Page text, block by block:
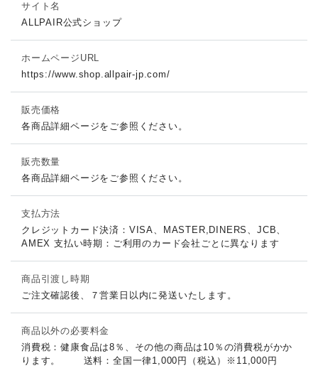
サイト名
ALLPAIR公式ショップ
ホームページURL
https://www.shop.allpair-jp.com/
販売価格
各商品詳細ページをご参照ください。
販売数量
各商品詳細ページをご参照ください。
支払方法
クレジットカード決済：VISA、MASTER,DINERS、JCB、
AMEX 支払い時期：ご利用のカード会社ごとに異なります
商品引渡し時期
ご注文確認後、７営業日以内に発送いたします。
商品以外の必要料金
消費税：健康食品は8％、その他の商品は10％の消費税がかか
ります。 送料：全国一律1,000円（税込）※11,000円